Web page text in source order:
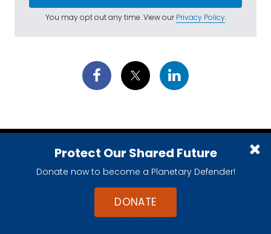
Protect Our Shared Future
Donate now to become a Planetary Defender!
DONATE
You may opt out any time. View ourPrivacy Policy.
EXPLORE SPACE